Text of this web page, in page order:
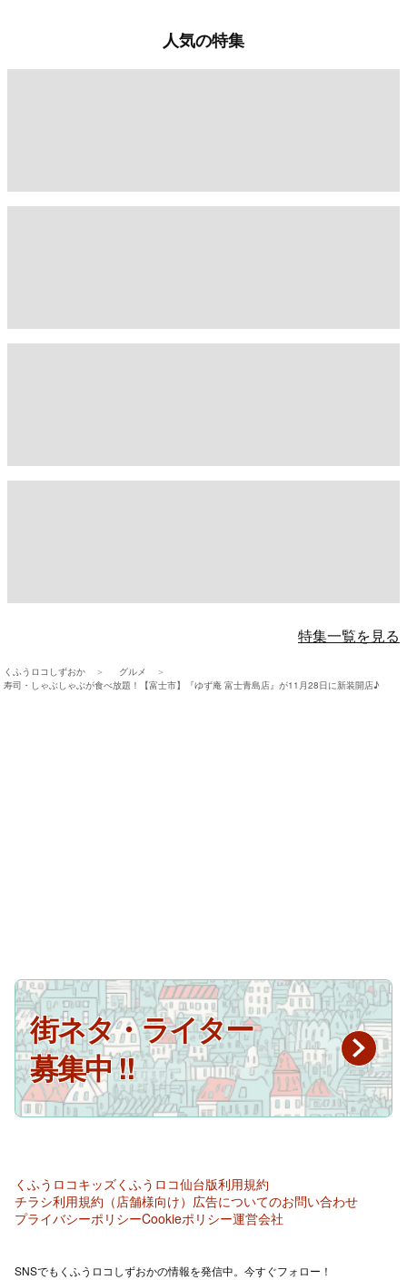
人気の特集
特集一覧を見る
くふうロコしずおか
グルメ
寿司・しゃぶしゃぶが食べ放題！【富士市】『ゆず庵 富士青島店』が11月28日に新装開店♪
街ネタ・ライター
募集中 !!
くふうロコキッズくふうロコ仙台版利用規約
チラシ利用規約（店舗様向け） 広告についてのお問い合わせ
プライバシーポリシーCookieポリシー運営会社
SNSでもくふうロコしずおかの情報を発信中。今すぐフォロー！